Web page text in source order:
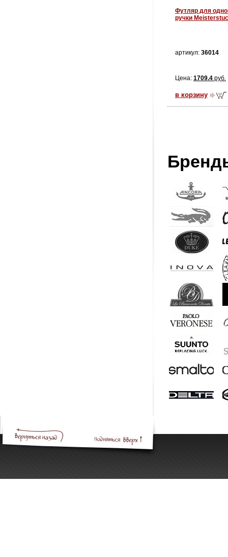
Футляр для
ручки
артикул: 36014
Цена: 1709.4 руб.
в корзину